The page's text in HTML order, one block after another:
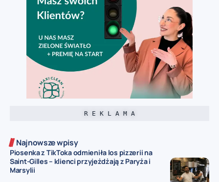
R E K L A M A
Najnowsze wpisy
Piosenka z TikToka odmieniła los pizzerii na
Saint-Gilles – klienci przyjeżdżają z Paryża i
Marsylii